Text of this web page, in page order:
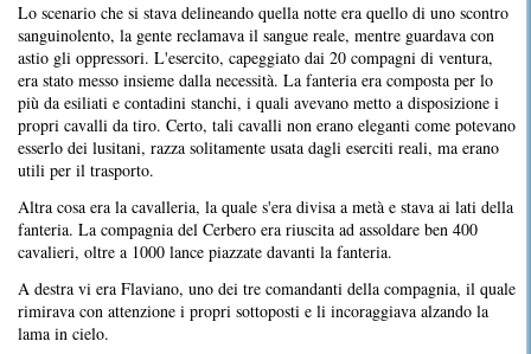
Lo scenario che si stava delineando quella notte era quello di uno scontro
sanguinolento, la gente reclamava il sangue reale, mentre guardava con
astio gli oppressori. L'esercito, capeggiato dai 20 compagni di ventura,
era stato messo insieme dalla necessità. La fanteria era composta per lo
più da esiliati e contadini stanchi, i quali avevano metto a disposizione i
propri cavalli da tiro. Certo, tali cavalli non erano eleganti come potevano
esserlo dei lusitani, razza solitamente usata dagli eserciti reali, ma erano
utili per il trasporto.
Altra cosa era la cavalleria, la quale s'era divisa a metà e stava ai lati della
fanteria. La compagnia del Cerbero era riuscita ad assoldare ben 400
cavalieri, oltre a 1000 lance piazzate davanti la fanteria.
A destra vi era Flaviano, uno dei tre comandanti della compagnia, il quale
rimirava con attenzione i propri sottoposti e li incoraggiava alzando la
lama in cielo.